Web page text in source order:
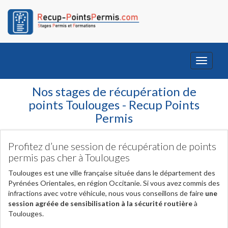
Toggle
Nos stages de récupération de
points Toulouges - Recup Points
Permis
Profitez d’une session de récupération de points
permis pas cher à Toulouges
Toulouges est une ville française située dans le département des
Pyrénées Orientales, en région Occitanie. Si vous avez commis des
infractions avec votre véhicule, nous vous conseillons de faire une
session agréée de sensibilisation à la sécurité routièreà
Toulouges.